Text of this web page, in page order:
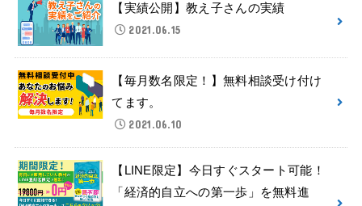
【実績公開】教え子さんの実績
2021.06.15
【毎月数名限定！】無料相談受け付け
てます。
2021.06.10
【LINE限定】今日すぐスタート可能！
「経済的自立への第一歩」を無料進